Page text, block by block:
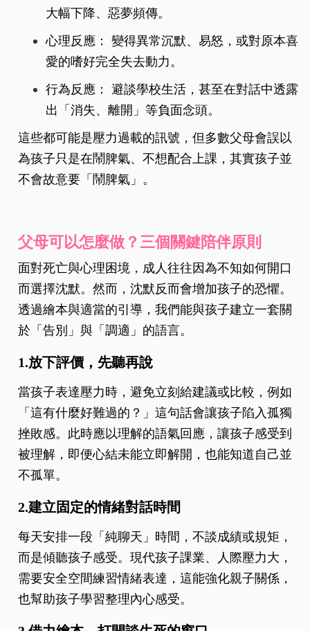
大幅下降、惡夢頻傳。
心理反應： 變得異常沉默、易怒，或對原本喜
愛的嗜好完全失去動力。
行為反應： 避談學校生活，甚至在對話中透露
出「消失、離開」等負面念頭。
這些都可能是壓力過載的訊號，但多數父母會誤以
為孩子只是在鬧脾氣、不想配合上課，其實孩子並
不會故意要「鬧脾氣」。
父母可以怎麼做？三個關鍵陪伴原則
面對死亡與心理困境，成人往往因為不知如何開口
而選擇沈默。然而，沈默反而會增加孩子的恐懼。
透過繪本與適當的引導，我們能與孩子建立一套關
於「告別」與「調適」的語言。
1.放下評價，先聽再說
當孩子表達壓力時，避免立刻給建議或比較，例如
「這有什麼好難過的？」這句話會讓孩子陷入孤獨
挫敗感。此時應以理解的語氣回應，讓孩子感受到
被理解，即便心結未能立即解開，也能知道自己並
不孤單。
2.建立固定的情緒對話時間
每天安排一段「純聊天」時間，不談成績或規矩，
而是傾聽孩子感受。現代孩子課業、人際壓力大，
需要安全空間練習情緒表達，這能強化親子關係，
也幫助孩子學習整理內心感受。